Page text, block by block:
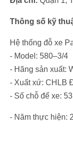
Thông số kỹ
Hệ thống đỗ xe
- Model: 580–3/4
- Hãng sản xuất:
- Xuất xứ: CHLB
- Số chỗ để xe:
- Năm thực hiện: